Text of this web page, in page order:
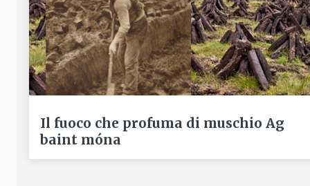
Il fuoco che profuma di muschio Ag
baint móna